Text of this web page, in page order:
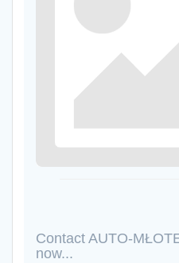
Contact AUTO-
now...